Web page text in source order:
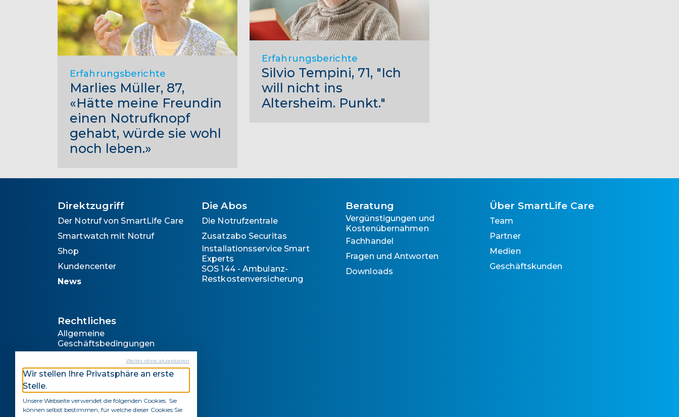
Erfahrungsberichte
Marlies Müller, 87,
«Hätte meine Freundin
einen Notrufknopf
gehabt, würde sie wohl
noch leben.»
Erfahrungsberichte
Silvio Tempini, 71, "Ich
will nicht ins
Altersheim. Punkt."
Direktzugriff
Der Notruf von SmartLife Care
Smartwatch mit Notruf
Shop
Kundencenter
News
Die Abos
Die Notrufzentrale
Zusatzabo Securitas
Installationsservice Smart
Experts
SOS 144 - Ambulanz-
Restkostenversicherung
Beratung
Vergünstigungen und
Kostenübernahmen
Fachhandel
Fragen und Antworten
Downloads
Über SmartLife Care
Team
Partner
Medien
Geschäftskunden
Rechtliches
Allgemeine
Geschäftsbedingungen
Rechtliche Hinweise
Weiter ohne akzeptieren
Wir stellen Ihre Privatsphäre an erste
Stelle.
Unsere Webseite verwendet die folgenden Cookies. Sie
können selbst bestimmen, für welche dieser Cookies Sie